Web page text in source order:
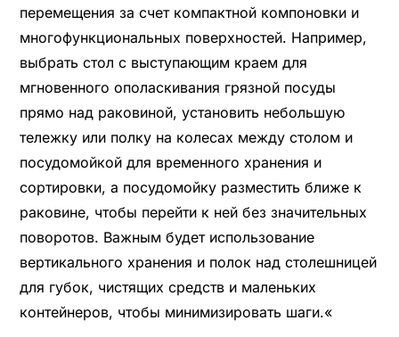
перемещения за счет компактной компоновки и
многофункциональных поверхностей. Например,
выбрать стол с выступающим краем для
мгновенного ополаскивания грязной посуды
прямо над раковиной, установить небольшую
тележку или полку на колесах между столом и
посудомойкой для временного хранения и
сортировки, а посудомойку разместить ближе к
раковине, чтобы перейти к ней без значительных
поворотов. Важным будет использование
вертикального хранения и полок над столешницей
для губок, чистящих средств и маленьких
контейнеров, чтобы минимизировать шаги.«